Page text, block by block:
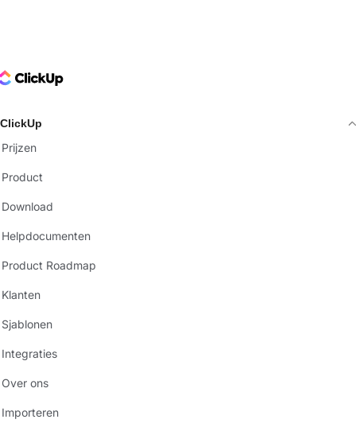
Logo
ClickUp
Prijzen
Product
Download
Helpdocumenten
Product Roadmap
Klanten
Sjablonen
Integraties
Over ons
Importeren